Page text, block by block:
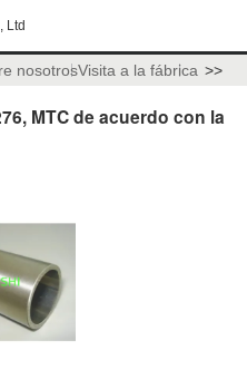
Ltd
nosotrosVisita a la fábrica >>
MTC de acuerdo con la